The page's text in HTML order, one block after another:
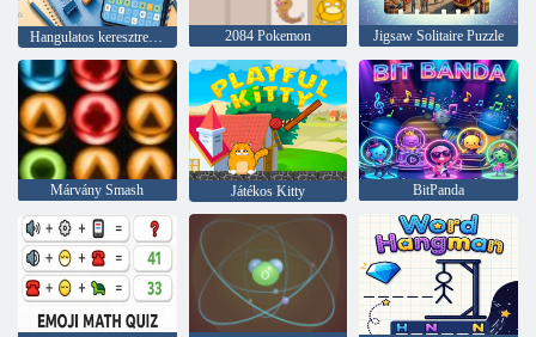
Hangulatos keresztrejtvény 2084 Pokemon Jigsaw Solitaire Puzzle
Márvány Smash Játékos Kitty BitPanda